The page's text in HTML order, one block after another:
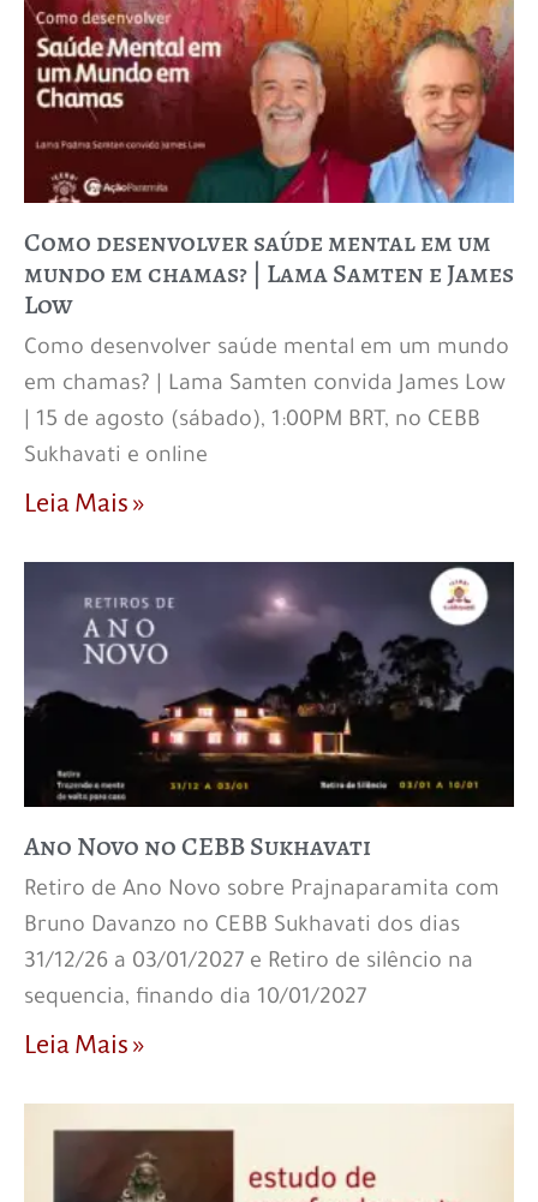
Como desenvolver saúde mental em um
mundo em chamas? | Lama Samten e James
Low
Como desenvolver saúde mental em um mundo
em chamas? | Lama Samten convida James Low
| 15 de agosto (sábado), 1:00PM BRT, no CEBB
Sukhavati e online
Leia Mais »
Ano Novo no CEBB Sukhavati
Retiro de Ano Novo sobre Prajnaparamita com
Bruno Davanzo no CEBB Sukhavati dos dias
31/12/26 a 03/01/2027 e Retiro de silêncio na
sequencia, finando dia 10/01/2027
Leia Mais »